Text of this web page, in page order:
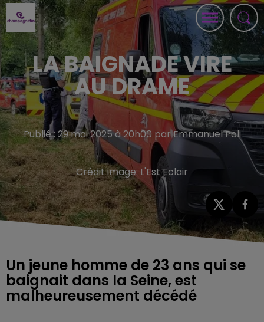
LA BAIGNADE VIRE
AU DRAME
Publié : 29 mai 2025 à 20h00 par Emmanuel Poli
Crédit image: L'Est Eclair
Un jeune homme de 23 ans qui se
baignait dans la Seine, est
malheureusement décédé